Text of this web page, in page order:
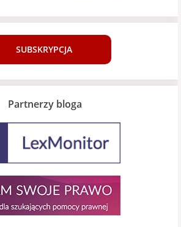
SUBSKRYPCJA
Partnerzy bloga